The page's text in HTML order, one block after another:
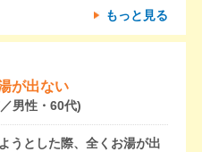
もっと見る
が出ない
男性・60代)
うとした際、全くお湯が出